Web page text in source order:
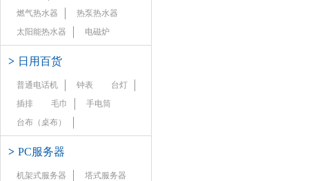
燃气热水器
热泵热水器
太阳能热水器
电磁炉
> 日用百货
普通电话机 钟表
台灯
插排
毛巾
手电筒
台布（桌布）
> PC服务器
机架式服务器 塔式服务器